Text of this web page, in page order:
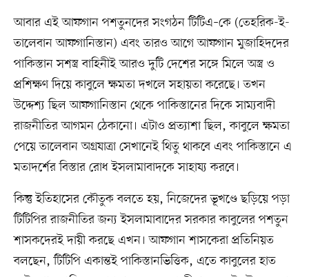
আবার এই আফগান পশতুনদের সংগঠন টিটিএ–কে (তেহরিক-ই-
তালেবান আফগানিস্তান) এবং তারও আগে আফগান মুজাহিদদের
পাকিস্তান সশস্ত্র বাহিনীই আরও দুটি দেশের সঙ্গে মিলে অস্ত্র ও
প্রশিক্ষণ দিয়ে কাবুলে ক্ষমতা দখলে সহায়তা করেছে। তখন
উদ্দেশ্য ছিল আফগানিস্তান থেকে পাকিস্তানের দিকে সাম্যবাদী
রাজনীতির আগমন ঠেকানো। এটাও প্রত্যাশা ছিল, কাবুলে ক্ষমতা
পেয়ে তালেবান অগ্রযাত্রা সেখানেই থিতু থাকবে এবং পাকিস্তানে এ
মতাদর্শের বিস্তার রোধ ইসলামাবাদকে সাহায্য করবে।
কিন্তু ইতিহাসের কৌতুক বলতে হয়, নিজেদের ভূখণ্ডে ছড়িয়ে পড়া
টিটিপির রাজনীতির জন্য ইসলামাবাদের সরকার কাবুলের পশতুন
শাসকদেরই দায়ী করছে এখন। আফগান শাসকেরা প্রতিনিয়ত
বলছেন, টিটিপি একান্তই পাকিস্তানভিত্তিক, এতে কাবুলের হাত